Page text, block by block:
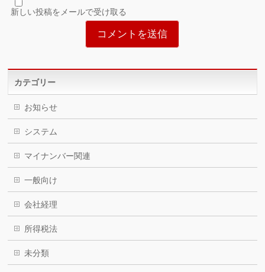
新しい投稿をメールで受け取る
カテゴリー
お知らせ
システム
マイナンバー関連
一般向け
会社経理
所得税法
未分類